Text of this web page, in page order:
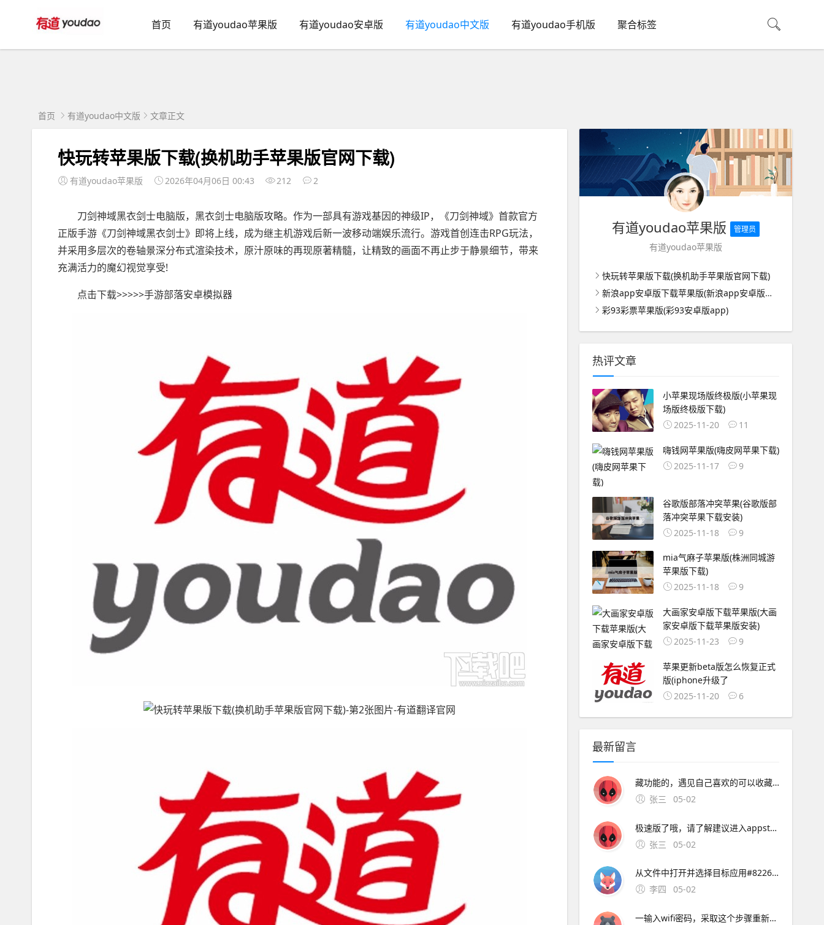
首页 有道youdao苹果版 有道youdao安卓版 有道youdao中文版 有道youdao手机版 聚合标签
首页 有道youdao中文版 文章正文
快玩转苹果版下载(换机助手苹果版官网下载)
有道youdao苹果版 2026年04月06日 00:43 212 2
刀剑神域黑衣剑士电脑版，黑衣剑士电脑版攻略。作为一部具有游戏基因的神级IP，《刀剑神域》首款官方
正版手游《刀剑神域黑衣剑士》即将上线，成为继主机游戏后新一波移动端娱乐流行。游戏首创连击RPG玩法，
并采用多层次的卷轴景深分布式渲染技术，原汁原味的再现原著精髓，让精致的画面不再止步于静景细节，带来
充满活力的魔幻视觉享受!
点击下载>>>>>手游部落安卓模拟器
有道youdao苹果版 管理员
有道youdao苹果版
快玩转苹果版下载(换机助手苹果版官网下载)
新浪app安卓版下载苹果版(新浪app安卓版下载苹果版安装)
彩93彩票苹果版(彩93安卓版app)
热评文章
小苹果现场版终极版(小苹果现
场版终极版下载)
2025-11-20
11
嗨钱网苹果版(嗨皮网苹果下载)
2025-11-17
9
谷歌版部落冲突苹果(谷歌版部
落冲突苹果下载安装)
2025-11-18
9
mia气麻子苹果版(株洲同城游
苹果版下载)
2025-11-18
9
大画家安卓版下载苹果版(大画
家安卓版下载苹果版安装)
2025-11-23
9
苹果更新beta版怎么恢复正式
版(iphone升级了
2025-11-20
6
最新留言
藏功能的，遇见自己喜欢的可以收藏，有了更新。安装在苹果设备上的UC浏览器版本可能存在不兼容问题，导致无法正常使用网络问题网络连接不稳定或网络设置不正确，可能导致无法访问UC浏览器设备设置
张三
05-02
极速版了哦，请了解建议进入appstore下载最新版的UC浏览器安装还有，若iphone手机已越狱，要安装下载好的ipa文件，可以参考html 如果仍有问题，请您继续向。
张三
05-02
从文件中打开并选择目标应用#8226 检查文件格式是否损坏，或尝试更换文件源重新下载三更新应用与系统版本1 打开App Store，进入更新页面，检查UC浏览器是否有最新版本。5、您好，很高兴为您服务iphone版本的UC浏览器最新版本为90，现在没有
李四
05-02
一输入wifi密码，采取这个步骤重新连接一下3看看能不能上，如果能上的话，就是dsn服务器的问题， DNS设置设成9试试4点开链接看笔记本的DNS首选服务器；您好，很高兴为您服务指的是UC浏览器的小说全搜功能吧iphone版的